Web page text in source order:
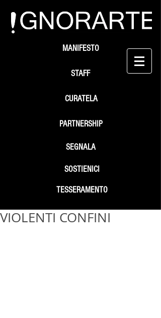
STAFF
SEGNALA
SOSTIENICI
MANIFESTO
PARTNERSHIP
TESSERAMENTO
CURATELA
VIOLENTI CONFINI